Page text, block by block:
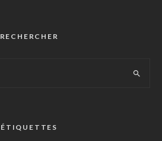
RECHERCHER
ÉTIQUETTES